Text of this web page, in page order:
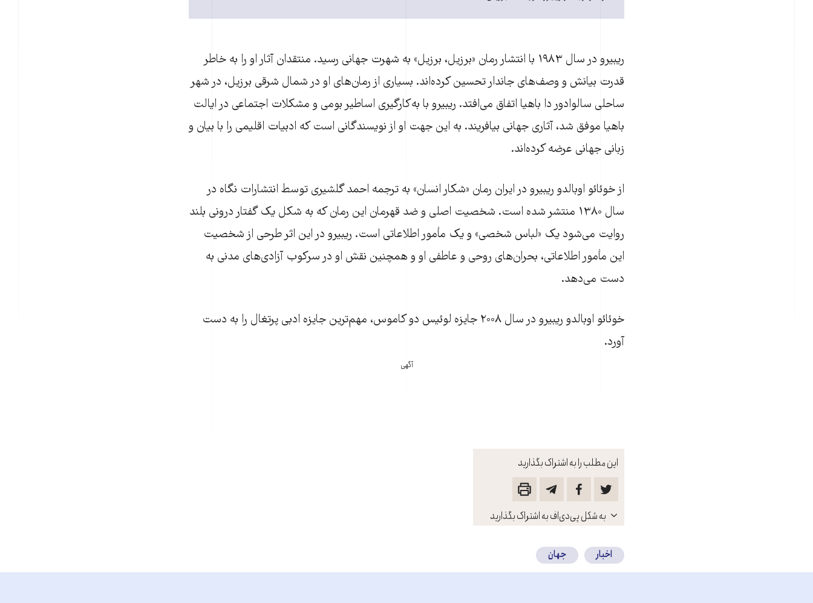
این مطلب را به اشتراک بگذارید
باز
کنید
به شکل پی‌دی‌اف به اشتراک بگذارید
ریبیرو در سال ۱۹۸۳ با انتشار رمان «برزیل، برزیل» به شهرت جهانی رسید. منتقدان آثار او را به خاطر
قدرت بیانش و وصف‌های جاندار تحسین کرده‌اند. بسیاری از رمان‌های او در شمال شرقی برزیل، در شهر
ساحلی سالوادور دا باهیا اتفاق می‌افتد. ریبیرو با به‌کارگیری اساطیر بومی و مشکلات اجتماعی در ایالت
باهیا موفق شد، آثاری جهانی بیافریند. به این جهت او از نویسندگانی است که ادبیات اقلیمی را با بیان و
زبانی جهانی عرضه کرده‌اند.
از خوئائو اوبالدو ریبیرو در ایران رمان «شکار انسان» به ترجمه احمد گلشیری توسط انتشارات نگاه در
سال ۱۳۸۰ منتشر شده است. شخصیت اصلی و ضد قهرمان این رمان که به شکل یک گفتار درونی بلند
روایت می‌شود یک «لباس شخصی» و یک مأمور اطلاعاتی است. ریبیرو در این اثر طرحی از شخصیت
این مأمور اطلاعاتی، بحران‌های روحی و عاطفی او و همچنین نقش او در سرکوب آزادی‌های مدنی به
دست می‌دهد.
خوئائو اوبالدو ریبیرو در سال ۲۰۰۸ جایزه لوئیس دو کاموس، مهم‌ترین جایزه ادبی پرتغال را به دست
آورد.
آگهی
اخبار جهان